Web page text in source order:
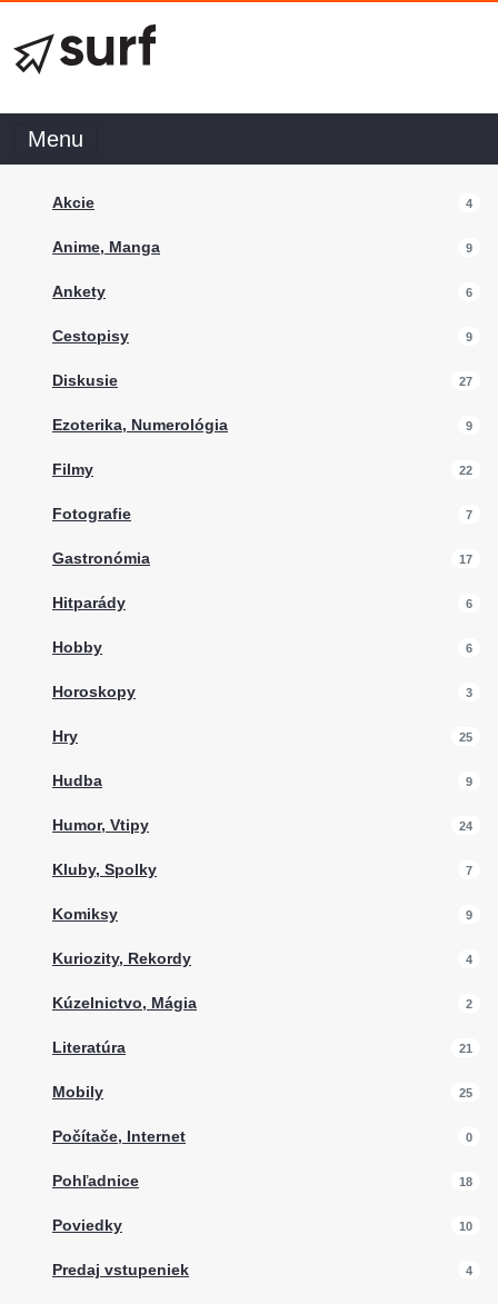
Menu
Akcie 4
Anime, Manga 9
Ankety 6
Cestopisy 9
Diskusie 27
Ezoterika, Numerológia 9
Filmy 22
Fotografie 7
Gastronómia 17
Hitparády 6
Hobby 6
Horoskopy 3
Hry 25
Hudba 9
Humor, Vtipy 24
Kluby, Spolky 7
Komiksy 9
Kuriozity, Rekordy 4
Kúzelnictvo, Mágia 2
Literatúra 21
Mobily 25
Počítače, Internet 0
Pohľadnice 18
Poviedky 10
Predaj vstupeniek 4